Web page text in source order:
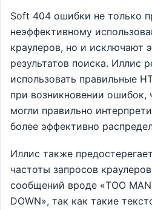
Soft 404 ошибки не только
неэффективному
краулеров, но и исключают
результатов поиска. Иллис
использовать правильные
при возникновении ошибок,
могли правильно
более эффективно
Иллис также
частоты запросов
сообщений вроде «TOO
DOWN», так как такие